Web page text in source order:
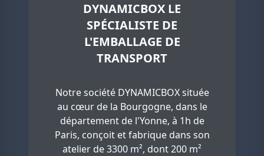
DYNAMICBOX LE
SPÉCIALISTE DE
L'EMBALLAGE DE
TRANSPORT
Notre société DYNAMICBOX située
au cœur de la Bourgogne, dans le
département de l'Yonne, à 1h de
Paris, conçoit et fabrique dans son
atelier de 3300 m², dont 200 m²